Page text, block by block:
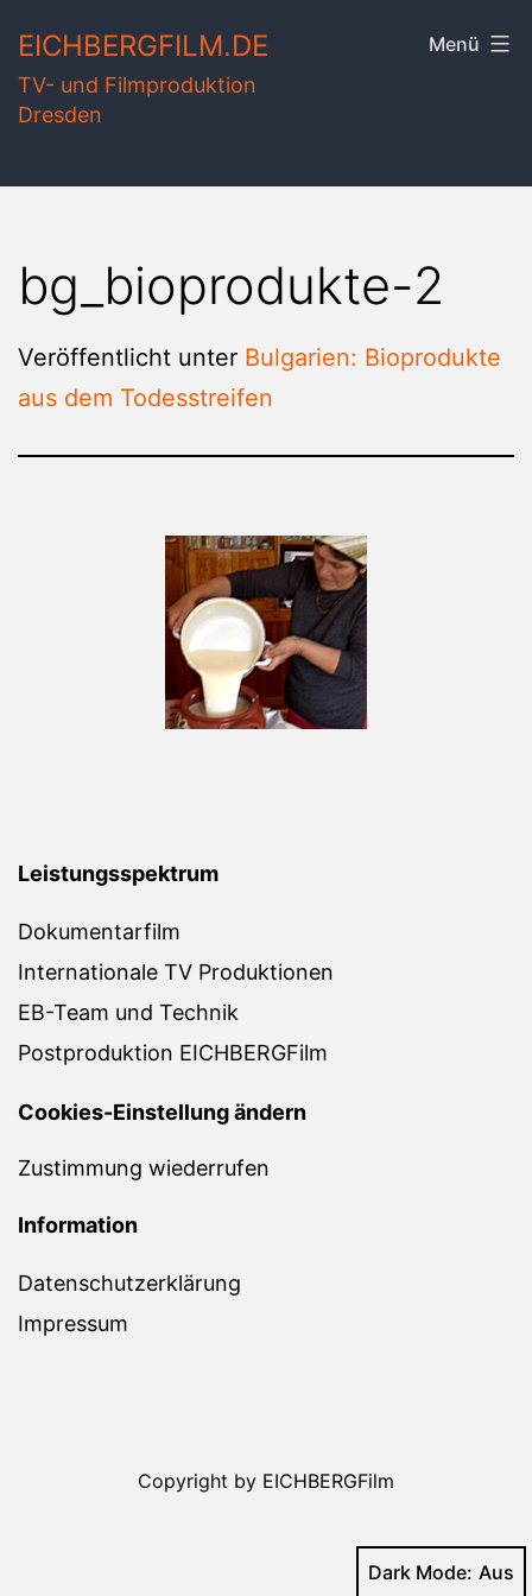
Inhalt
springen
EICHBERGFILM.DE
TV- und Filmproduktion
Dresden
Menü
bg_bioprodukte-2
Veröffentlicht unter Bulgarien: Bioprodukte
aus dem Todesstreifen
Leistungsspektrum
Dokumentarfilm
Internationale TV Produktionen
EB-Team und Technik
Postproduktion EICHBERGFilm
Cookies-Einstellung ändern
Zustimmung wiederrufen
Information
Datenschutzerklärung
Impressum
Copyright by EICHBERGFilm
Dark Mode: